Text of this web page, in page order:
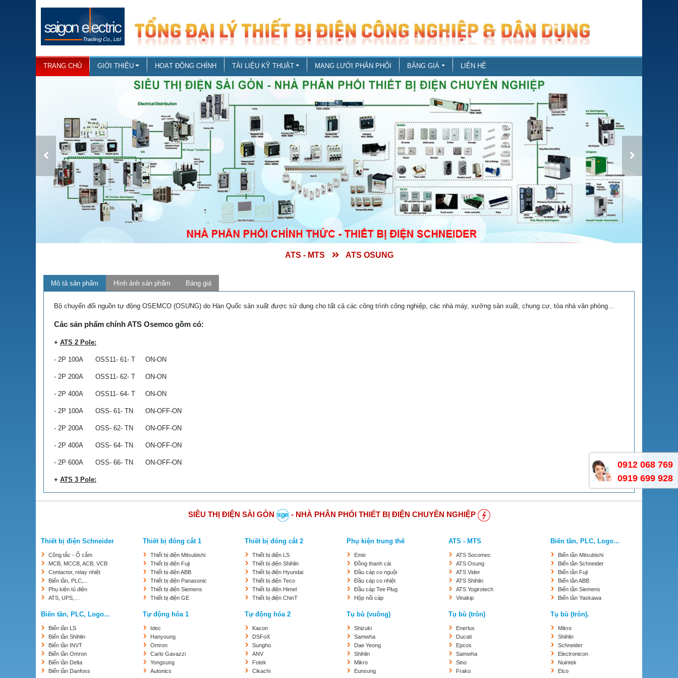
TRANG CHỦ GIỚI THIỆU HOẠT ĐỘNG CHÍNH TÀI LIỆU KỸ THUẬT MẠNG LƯỚI PHÂN PHỐI BẢNG GIÁ LIÊN HỆ
ATS - MTS ATS OSUNG
Mô tả sản phẩm Hình ảnh sản phẩm Bảng giá
Bộ chuyển đổi nguồn tự động OSEMCO (OSUNG) do Hàn Quốc sản xuất được sử dụng cho tất cả các công trình công nghiệp, các nhà máy, xưởng sản xuất, chung cư, tòa nhà văn phòng…
Các sản phẩm chính ATS Osemco gồm có:
+ ATS 2 Pole:
- 2P 100A OSS11- 61- T ON-ON
- 2P 200A OSS11- 62- T ON-ON
- 2P 400A OSS11- 64- T ON-ON
- 2P 100A OSS- 61- TN ON-OFF-ON
- 2P 200A OSS- 62- TN ON-OFF-ON
- 2P 400A OSS- 64- TN ON-OFF-ON
- 2P 600A OSS- 66- TN ON-OFF-ON
+ ATS 3 Pole:
- 3P 200A OSS- 62- TN ON-OFF-ON
- 3P 400A OSS- 64- TN ON-OFF-ON
- 3P 600A OSS- 66- TN ON-OFF-ON
- 3P 800A OSS- 608- PC ON-ON
- 3P 1000A OSS- 610- PC ON-ON
- 3P 1200A OSS- 612- PC ON-ON
- 3P 1600A OSS- 616- PC ON-ON
SIÊU THỊ ĐIỆN SÀI GÒN - NHÀ PHÂN PHỐI THIẾT BỊ ĐIỆN CHUYÊN NGHIỆP
Thiết bị điện Schneider
Công tắc - Ổ cắm
MCB, MCCB, ACB, VCB
Contactor, relay nhiệt
Biến tần, PLC,...
Phụ kiện tủ điện
ATS, UPS,…
Thiết bị đóng cắt 1
Thiết bị điện Mitsubishi
Thiết bị điện Fuji
Thiết bị điện ABB
Thiết bị điện Panasonic
Thiết bị điện Siemens
Thiết bị điện GE
Thiết bị đóng cắt 2
Thiết bị điện LS
Thiết bị điện Shihlin
Thiết bị điện Hyundai
Thiết bị điện Teco
Thiết bị điện Himel
Thiết bị điện ChinT
Phụ kiện trung thế
Emic
Đồng thanh cái
Đầu cáp co nguội
Đầu cáp co nhiệt
Đầu cáp Tee Plug
Hộp nối cáp
ATS - MTS
ATS Socomec
ATS Osung
ATS Vider
ATS Shihlin
ATS Yogirotech
Vinakip
Biến tần, PLC, Logo...
Biến tần Mitsubishi
Biến tần Schneider
Biến tần Fuji
Biến tần ABB
Biến tần Siemens
Biến tần Yaskawa
Biến tần, PLC, Logo...
Biến tần LS
Biến tần Shihlin
Biến tần INVT
Biến tần Omron
Biến tần Delta
Biến tần Danfoss
Tự động hóa 1
Idec
Hanyoung
Omron
Carlo Gavazzi
Yongsung
Autonics
Tự động hóa 2
Kacon
DSFoX
Sungho
ANV
Fotek
Cikachi
Tụ bù (vuông)
Shizuki
Samwha
Dae Yeong
Shihlin
Mikro
Eunsung
Tụ bù (tròn)
Enerlux
Ducati
Epcos
Samwha
Sino
Frako
Tụ bù (tròn).
Mikro
Shihlin
Schneider
Electronicon
Nuintek
Elco
0912 068 769
0919 699 928